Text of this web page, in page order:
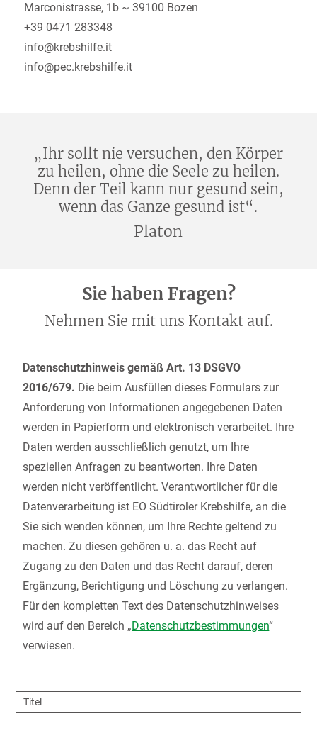
Marconistrasse, 1b ~ 39100 Bozen
+39 0471 283348
info@krebshilfe.it
info@pec.krebshilfe.it
„Ihr sollt nie versuchen, den Körper
zu heilen, ohne die Seele zu heilen.
Denn der Teil kann nur gesund sein,
wenn das Ganze gesund ist“.
Platon
Sie haben Fragen?
Nehmen Sie mit uns Kontakt auf.
Datenschutzhinweis gemäß Art. 13 DSGVO
2016/679. Die beim Ausfüllen dieses Formulars zur
Anforderung von Informationen angegebenen Daten
werden in Papierform und elektronisch verarbeitet. Ihre
Daten werden ausschließlich genutzt, um Ihre
speziellen Anfragen zu beantworten. Ihre Daten
werden nicht veröffentlicht. Verantwortlicher für die
Datenverarbeitung ist EO Südtiroler Krebshilfe, an die
Sie sich wenden können, um Ihre Rechte geltend zu
machen. Zu diesen gehören u. a. das Recht auf
Zugang zu den Daten und das Recht darauf, deren
Ergänzung, Berichtigung und Löschung zu verlangen.
Für den kompletten Text des Datenschutzhinweises
wird auf den Bereich „Datenschutzbestimmungen“
verwiesen.
Titel